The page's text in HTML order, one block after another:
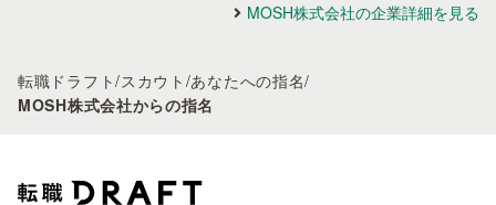
MOSH株式会社の企業詳細を見る
転職ドラフト/スカウト /あなたへの指名/
MOSH株式会社からの指名